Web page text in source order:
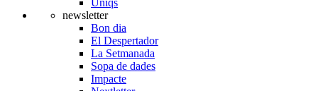
newsletter
Bon dia
El Despertador
La Setmanada
Sopa de dades
Impacte